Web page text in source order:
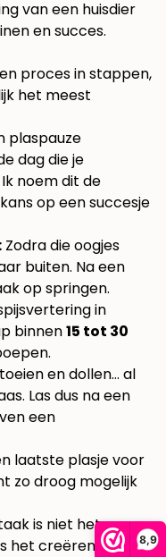
8,9
proces in stappen,
het meest
plaspauze
dag die je
noem dit de
op een succesje
Zodra die oogjes
buiten. Na een
op springen.
in
binnen15 tot 30
en dollen… al
Las dus na een
een
laatste plasje voor
zo droog mogelijk
is niet het
het creëren van zo